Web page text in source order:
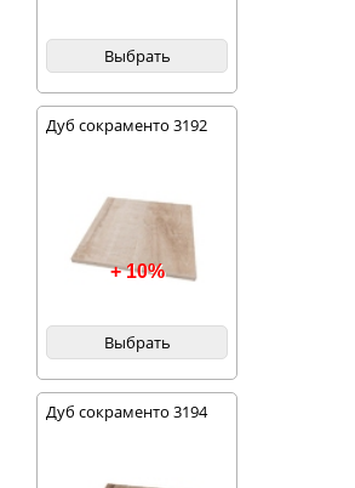
Выбрать
Дуб сокраменто 3192
+ 10%
Выбрать
Дуб сокраменто 3194